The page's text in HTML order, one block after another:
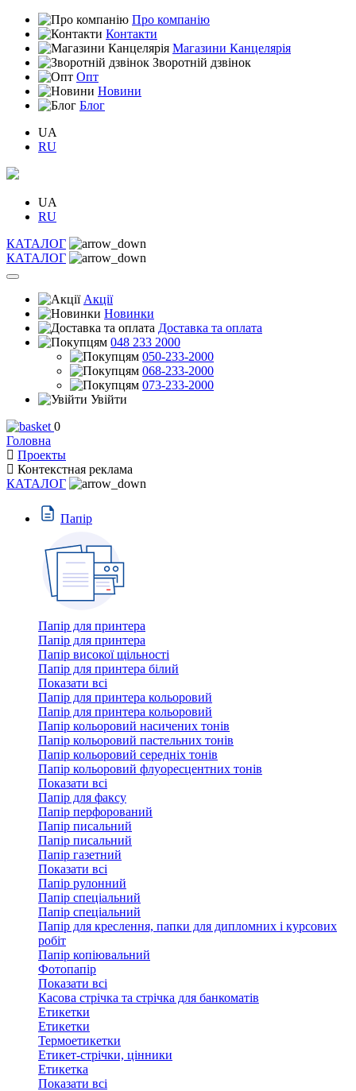
Про компанію
Контакти
Магазини Канцелярія
Зворотній дзвінок
Опт
Новини
Блог
UA
RU
UA
RU
КАТАЛОГ
КАТАЛОГ
Акції
Новинки
Доставка та оплата
048 233 2000
050-233-2000
068-233-2000
073-233-2000
Увійти
0
Головна
Проекты
Контекстная реклама
КАТАЛОГ
Пaпiр
Папір для принтера
Папір для принтера
Папір високої щільності
Папір для принтера білий
Показати всі
Папір для принтера кольоровий
Папір для принтера кольоровий
Папір кольоровий насичених тонів
Папір кольоровий пастельних тонів
Папір кольоровий середніх тонів
Папір кольоровий флуоресцентних тонів
Показати всі
Папір для факсу
Папір перфорований
Папір писальний
Папір писальний
Папір газетний
Показати всі
Папір рулонний
Папір спеціальний
Папір спеціальний
Папір для креслення, папки для дипломних і курсових
робіт
Папір копіювальний
Фотопапір
Показати всі
Касова стрічка та стрічка для банкоматів
Етикетки
Етикетки
Термоетикетки
Етикет-стрічки, цінники
Етикетка
Показати всі